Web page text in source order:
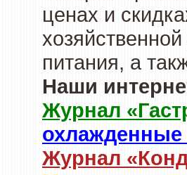
ценах и
питания, а
Наши
Журнал
охлажденные
Журнал